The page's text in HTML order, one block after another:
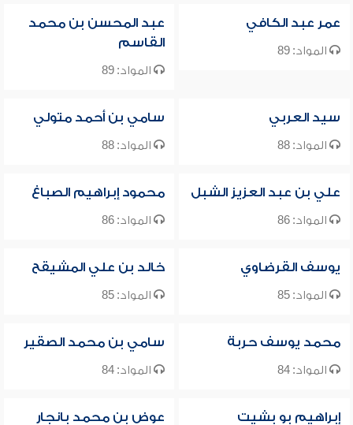
عمر عبد الكافي
المواد: 89
عبد المحسن بن محمد
القاسم
المواد: 89
سيد العربي
المواد: 88
سامي بن أحمد متولي
المواد: 88
علي بن عبد العزيز الشبل
المواد: 86
محمود إبراهيم الصباغ
المواد: 86
يوسف القرضاوي
المواد: 85
خالد بن علي المشيقح
المواد: 85
محمد يوسف حربة
المواد: 84
سامي بن محمد الصقير
المواد: 84
إبراهيم بو بشيت عوض بن محمد بانجار